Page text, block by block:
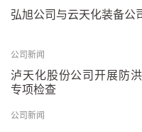
弘旭公司与云天化装备公
公司新闻
泸天化股份公司开展防
专项检查
公司新闻